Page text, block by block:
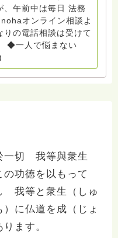
ー.中学校DV授業 10年
て勤めた経験も生かし
。 いつも あな
いで。 来寺お問い合
※時間を割
。 ですので、過去の
きなりの電話相談は
ださい。
、午前中は毎日 法務
オンライン相談よ
りの電話相談は受けて
◆一人で悩まない
一切 我等與衆生
の功徳を以もって
我等と衆生（しゅ
に仏道を成（じょ
ます。